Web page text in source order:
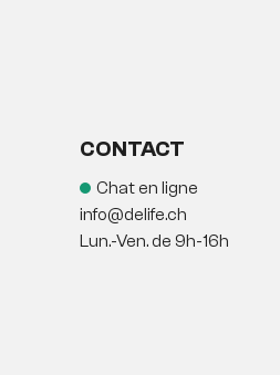
CONTACT
Chat en ligne
info@delife.ch
Lun.-Ven. de 9h-16h